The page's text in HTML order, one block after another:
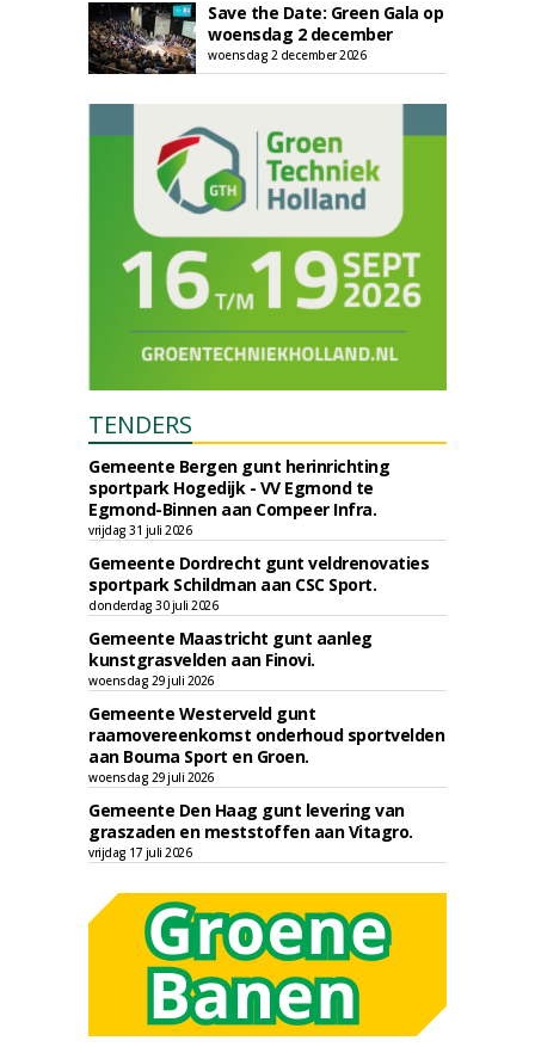
Save the Date: Green Gala op
woensdag 2 december
woensdag 2 december 2026
TENDERS
Gemeente Bergen gunt herinrichting
sportpark Hogedijk - VV Egmond te
Egmond-Binnen aan Compeer Infra.
vrijdag 31 juli 2026
Gemeente Dordrecht gunt veldrenovaties
sportpark Schildman aan CSC Sport.
donderdag 30 juli 2026
Gemeente Maastricht gunt aanleg
kunstgrasvelden aan Finovi.
woensdag 29 juli 2026
Gemeente Westerveld gunt
raamovereenkomst onderhoud sportvelden
aan Bouma Sport en Groen.
woensdag 29 juli 2026
Gemeente Den Haag gunt levering van
graszaden en meststoffen aan Vitagro.
vrijdag 17 juli 2026